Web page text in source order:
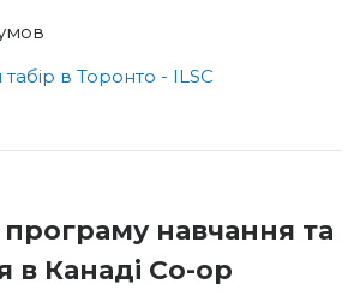
табір в Торонто - ILSC
програму навчання та
в Канаді Co-op